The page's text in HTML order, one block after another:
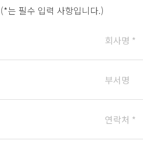
(*는 필수 입력 사항입니다.)